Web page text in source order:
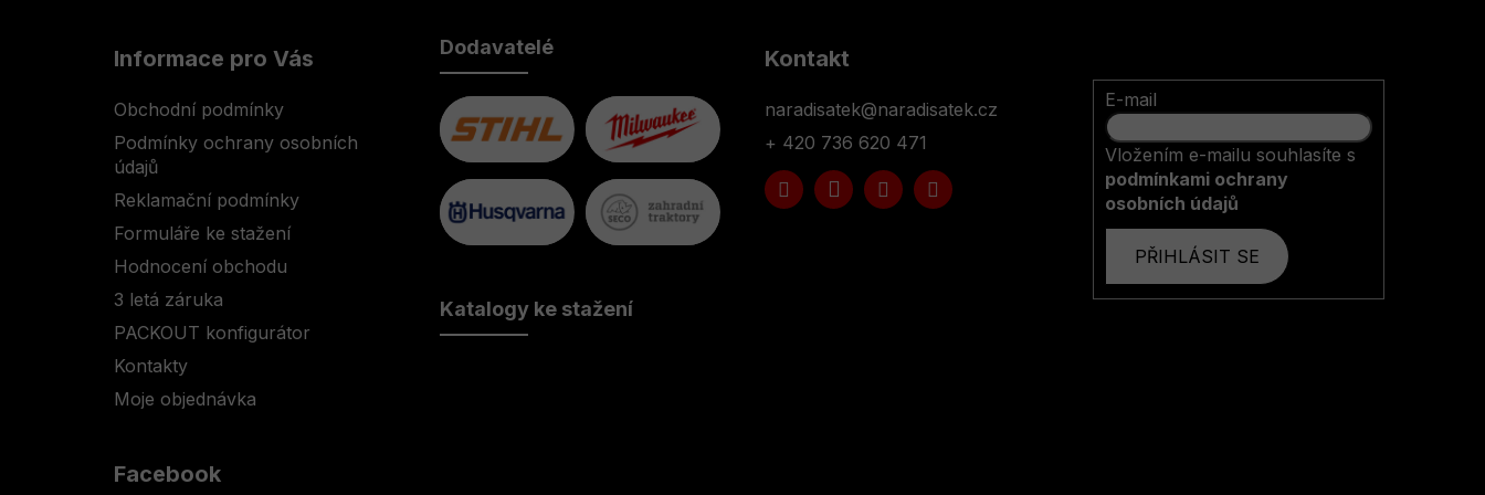
Informace pro Vás
Obchodní podmínky
Podmínky ochrany osobních
údajů
Reklamační podmínky
Formuláře ke stažení
Hodnocení obchodu
3 letá záruka
PACKOUT konfigurátor
Kontakty
Moje objednávka
Dodavatelé
Katalogy ke stažení
Kontakt
naradisatek@naradisatek.cz
+ 420 736 620 471
E-mail
Vložením e-mailu souhlasíte s
podmínkami ochrany
osobních údajů
PŘIHLÁSIT SE
Facebook